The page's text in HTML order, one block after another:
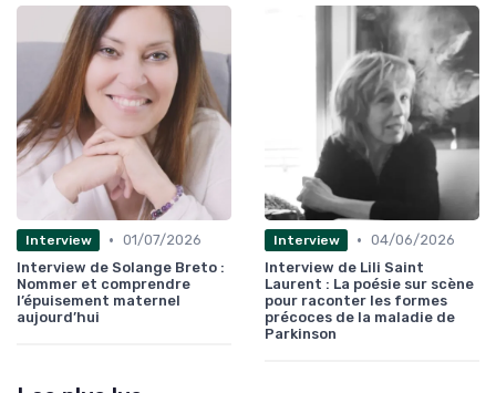
Interview • 01/07/2026
Interview de Solange Breto :
Nommer et comprendre
l’épuisement maternel
aujourd’hui
Interview • 04/06/2026
Interview de Lili Saint
Laurent : La poésie sur scène
pour raconter les formes
précoces de la maladie de
Parkinson